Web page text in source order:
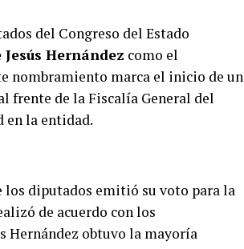
del Congreso del Estado
Hernández como el
nombramiento marca el inicio de un
frente de la Fiscalía General del
en la entidad.
los diputados emitió su voto para la
de acuerdo con los
Hernández obtuvo la mayoría